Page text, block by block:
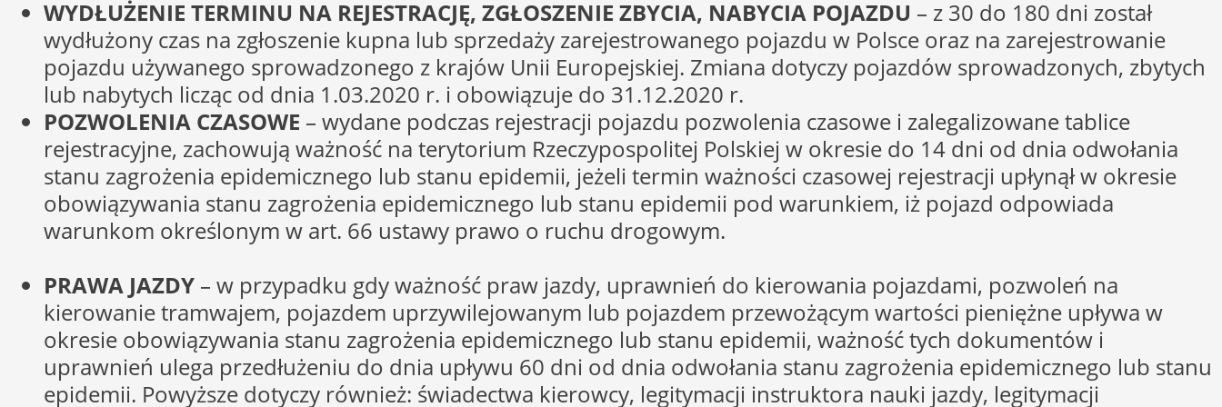
WYDŁUŻENIE TERMINU NA REJESTRACJĘ, ZGŁOSZENIE ZBYCIA, NABYCIA POJAZDU – z 30 do 180 dni został
wydłużony czas na zgłoszenie kupna lub sprzedaży zarejestrowanego pojazdu w Polsce oraz na zarejestrowanie
pojazdu używanego sprowadzonego z krajów Unii Europejskiej. Zmiana dotyczy pojazdów sprowadzonych, zbytych
lub nabytych licząc od dnia 1.03.2020 r. i obowiązuje do 31.12.2020 r.
POZWOLENIA CZASOWE – wydane podczas rejestracji pojazdu pozwolenia czasowe i zalegalizowane tablice
rejestracyjne, zachowują ważność na terytorium Rzeczypospolitej Polskiej w okresie do 14 dni od dnia odwołania
stanu zagrożenia epidemicznego lub stanu epidemii, jeżeli termin ważności czasowej rejestracji upłynął w okresie
obowiązywania stanu zagrożenia epidemicznego lub stanu epidemii pod warunkiem, iż pojazd odpowiada
warunkom określonym w art. 66 ustawy prawo o ruchu drogowym.
PRAWA JAZDY – w przypadku gdy ważność praw jazdy, uprawnień do kierowania pojazdami, pozwoleń na
kierowanie tramwajem, pojazdem uprzywilejowanym lub pojazdem przewożącym wartości pieniężne upływa w
okresie obowiązywania stanu zagrożenia epidemicznego lub stanu epidemii, ważność tych dokumentów i
uprawnień ulega przedłużeniu do dnia upływu 60 dni od dnia odwołania stanu zagrożenia epidemicznego lub stanu
epidemii. Powyższe dotyczy również: świadectwa kierowcy, legitymacji instruktora nauki jazdy, legitymacji